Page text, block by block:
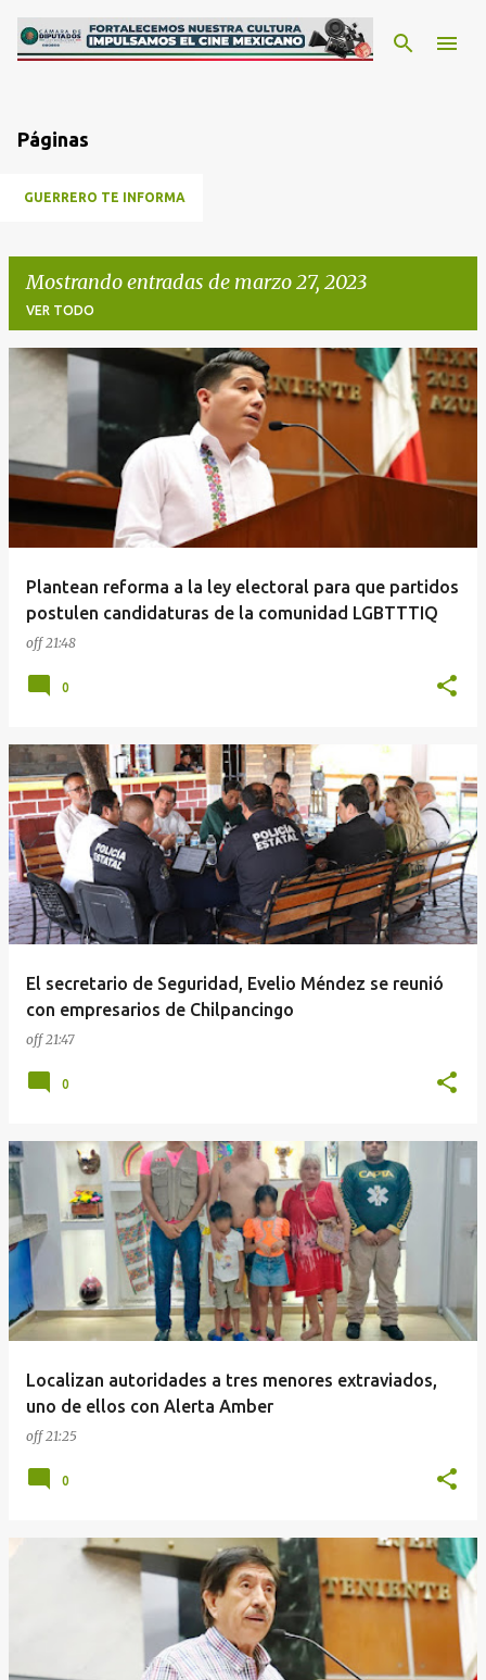
Ir al contenido principal
Páginas
GUERRERO TE INFORMA
Mostrando entradas de marzo 27, 2023
VER TODO
r
a
Plantean reforma a la ley electoral para que partidos
postulen candidaturas de la comunidad LGBTTTIQ
off21:48
0
El secretario de Seguridad, Evelio Méndez se reunió
con empresarios de Chilpancingo
off21:47
0
Localizan autoridades a tres menores extraviados,
uno de ellos con Alerta Amber
off21:25
0